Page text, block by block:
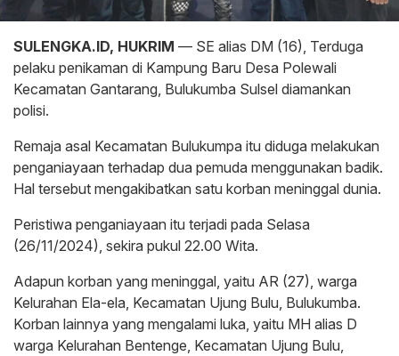
SULENGKA.ID, HUKRIM — SE alias DM (16), Terduga
pelaku penikaman di Kampung Baru Desa Polewali
Kecamatan Gantarang, Bulukumba Sulsel diamankan
polisi.
Remaja asal Kecamatan Bulukumpa itu diduga melakukan
penganiayaan terhadap dua pemuda menggunakan badik.
Hal tersebut mengakibatkan satu korban meninggal dunia.
Peristiwa penganiayaan itu terjadi pada Selasa
(26/11/2024), sekira pukul 22.00 Wita.
Adapun korban yang meninggal, yaitu AR (27), warga
Kelurahan Ela-ela, Kecamatan Ujung Bulu, Bulukumba.
Korban lainnya yang mengalami luka, yaitu MH alias D
warga Kelurahan Bentenge, Kecamatan Ujung Bulu,